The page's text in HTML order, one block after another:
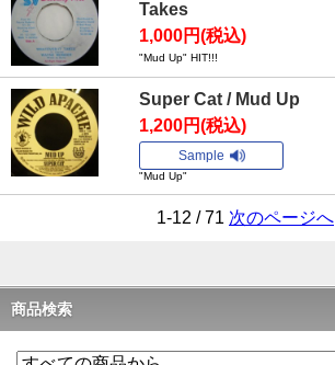
Takes
1,000円(税込)
"Mud Up" HIT!!!
Super Cat / Mud Up
1,200円(税込)
Sample
"Mud Up"
1-12 / 71 次のページへ
商品検索